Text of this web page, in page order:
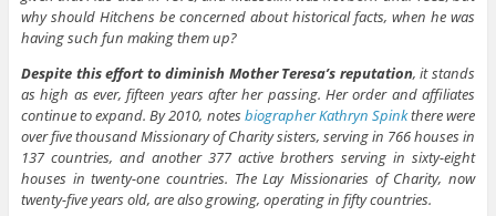
why should Hitchens be concerned about historical facts, when he was
having such fun making them up?
Despite this effort to diminish Mother Teresa’s reputation, it stands
as high as ever, fifteen years after her passing. Her order and affiliates
continue to expand. By 2010, notesbiographer Kathryn Spinkthere were
over five thousand Missionary of Charity sisters, serving in 766 houses in
137 countries, and another 377 active brothers serving in sixty-eight
houses in twenty-one countries. The Lay Missionaries of Charity, now
twenty-five years old, are also growing, operating in fifty countries.